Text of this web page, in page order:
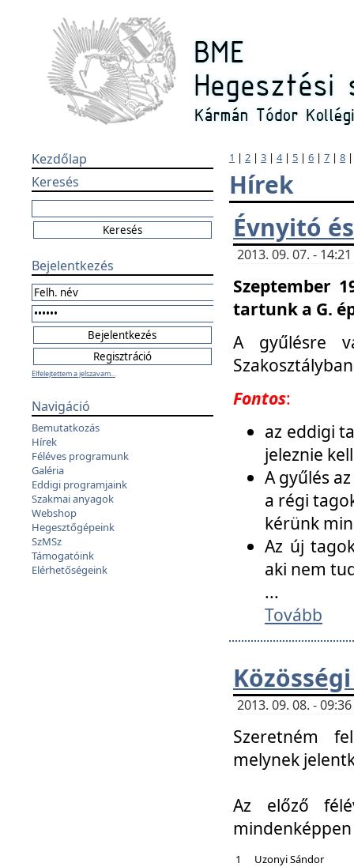
Kezdőlap
Keresés
Bejelentkezés
Elfelejtettem a jelszavam...
Navigáció
Bemutatkozás
Hírek
Féléves programunk
Galéria
Eddigi programjaink
Szakmai anyagok
Webshop
Hegesztőgépeink
SzMSz
Támogatóink
Elérhetőségeink
1 | 2 | 3 | 4| 5 | 6 | 7 | 8
Hírek
Évnyitó
2013. 09. 07. -
Szeptember
tartunk a G.
A gyűlésre
Fontos:
az eddigi
jeleznie
A gyűlés
a régi
kérünk
Az új
aki nem
...
Tovább
2013. 09. 08. -
Szeretném
melynek
Az előző
1
Uzonyi Sándor